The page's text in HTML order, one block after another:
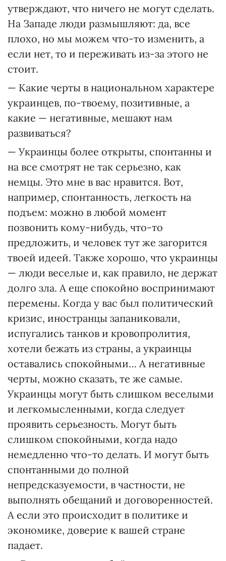
утверждают, что ничего не могут сделать.
На Западе люди размышляют: да, все
плохо, но мы можем что-то изменить, а
если нет, то и переживать из-за этого не
стоит.
— Какие черты в национальном характере
украинцев, по-твоему, позитивные, а
какие — негативные, мешают нам
развиваться?
— Украинцы более открыты, спонтанны и
на все смотрят не так серьезно, как
немцы. Это мне в вас нравится. Вот,
например, спонтанность, легкость на
подъем: можно в любой момент
позвонить кому-нибудь, что-то
предложить, и человек тут же загорится
твоей идеей. Также хорошо, что украинцы
— люди веселые и, как правило, не держат
долго зла. А еще спокойно воспринимают
перемены. Когда у вас был политический
кризис, иностранцы запаниковали,
испугались танков и кровопролития,
хотели бежать из страны, а украинцы
оставались спокойными… А негативные
черты, можно сказать, те же самые.
Украинцы могут быть слишком веселыми
и легкомысленными, когда следует
проявить серьезность. Могут быть
слишком спокойными, когда надо
немедленно что-то делать. И могут быть
спонтанными до полной
непредсказуемости, в частности, не
выполнять обещаний и договоренностей.
А если это происходит в политике и
экономике, доверие к вашей стране
падает.